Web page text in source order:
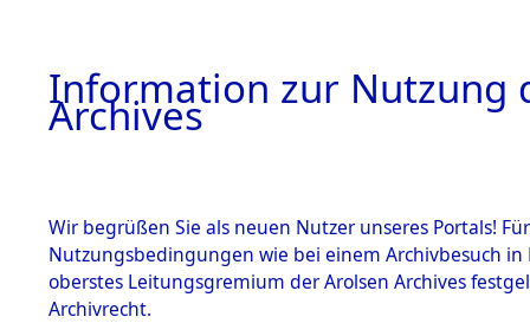
Information zur Nutzung
Archives
Wir begrüßen Sie als neuen Nutzer unseres Portals!
Nutzungsbedingungen wie bei einem Archivbesuch
oberstes Leitungsgremium der Arolsen Archives
Archivrecht.